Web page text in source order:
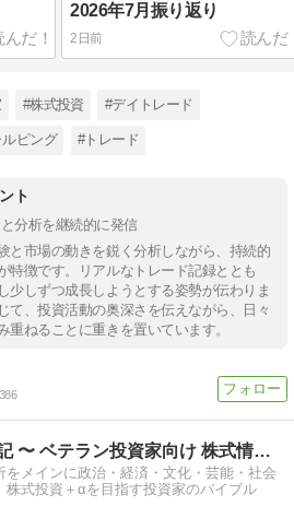
2026年7月振り返り
2日前
#株式投資 #デイトレード
ピング #トレード
ト
分析を継続的に発信
と市場の動きを鋭く分析しながら、持続的
特徴です。リアルなトレード記録ととも
少しずつ成長しようとする姿勢が伝わりま
て、投資活動の奥深さを伝えながら、日々
ねることに重きを置いています。
兜町 放浪記 〜 ベテラン投資家向け 株式情報ブログ
をメインに政治・経済・文化・芸能・社会
株式投資＋αを目指す投資家のバイブル